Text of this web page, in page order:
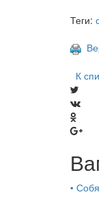
Теги:
К
•